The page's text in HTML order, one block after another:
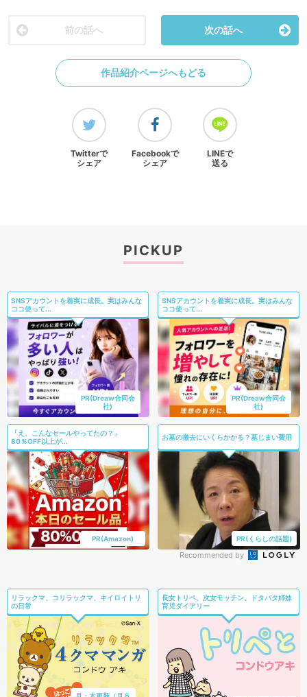
前の話へ 次の話へ
作品紹介ページへもどる
Twitterで
シェア
Facebookで
シェア
LINEで
送る
PICKUP
SNSアカウントを着実に成長。実はみんな
ココ使って...
PR(Dreaw合同会
社)
SNSアカウントを着実に成長。実はみんな
ココ使って...
PR(Dreaw合同会
社)
「え、こんなセールやってたの？」
80％OFF以上が...
PR(Amazon)
お墓の撤去にいくらかかる？墓じまい費用
PR(くらしの話題)
Recommended by
リラックマ、コリラックマ、キイロイトリ
の日常
月・木更新（月８
長女トリペ、次女モッチン。ドタバタ姉妹
育児ダイアリー